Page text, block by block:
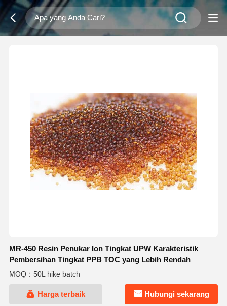
MR-450 Resin Penukar Ion Tingkat UPW Karakteristik
Pembersihan Tingkat PPB TOC yang Lebih Rendah
MOQ：50L hike batch
Harga terbaik Hubungi sekarang